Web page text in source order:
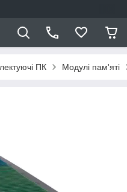
ПК Модулі пам'яті